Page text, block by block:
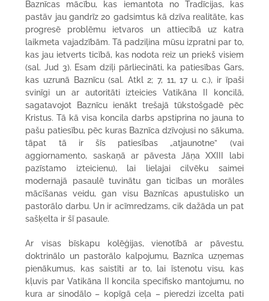
Baznīcas mācību, kas iemantota no Tradīcijas, kas
pastāv jau gandrīz 20 gadsimtus kā dzīva realitāte, kas
progresē problēmu ietvaros un attiecībā uz katra
laikmeta vajadzībām. Tā padziļina mūsu izpratni par to,
kas jau ietverts ticībā, kas nodota reiz un priekš visiem
(sal. Jud 3). Esam dziļi pārliecināti, ka patiesības Gars,
kas uzrunā Baznīcu (sal. Atkl 2; 7, 11, 17 u. c.), ir īpaši
svinīgi un ar autoritāti izteicies Vatikāna II koncilā,
sagatavojot Baznīcu ienākt trešajā tūkstošgadē pēc
Kristus. Tā kā visa koncila darbs apstiprina no jauna to
pašu patiesību, pēc kuras Baznīca dzīvojusi no sākuma,
tāpat tā ir šīs patiesības „atjaunotne” (vai
aggiornamento, saskaņā ar pāvesta Jāņa XXIII labi
pazīstamo izteicienu), lai lielajai cilvēku saimei
modernajā pasaulē tuvinātu gan ticības un morāles
mācīšanas veidu, gan visu Baznīcas apustulisko un
pastorālo darbu. Un ir acīmredzams, cik dažāda un pat
sašķelta ir šī pasaule.
Ar visas bīskapu kolēģijas, vienotībā ar pāvestu,
doktrinālo un pastorālo kalpojumu, Baznīca uzņemas
pienākumus, kas saistīti ar to, lai īstenotu visu, kas
kļuvis par Vatikāna II koncila specifisko mantojumu, no
kura ar sinodālo – kopīgā ceļa – pieredzi izcelta pati